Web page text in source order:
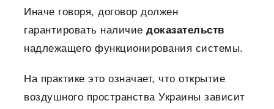
Иначе говоря, договор должен
гарантировать наличие доказательств
надлежащего функционирования системы.
На практике это означает, что открытие
воздушного пространства Украины зависит